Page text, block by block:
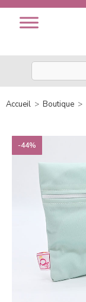
Accueil > Boutique >
-44%